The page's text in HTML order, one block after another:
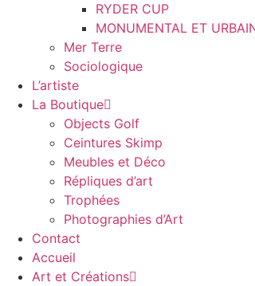
RYDER CUP
MONUMENTAL ET
Mer Terre
Sociologique
L’artiste
La Boutique
Objects Golf
Ceintures Skimp
Meubles et Déco
Répliques d’art
Trophées
Photographies d’Art
Contact
Accueil
Art et Créations